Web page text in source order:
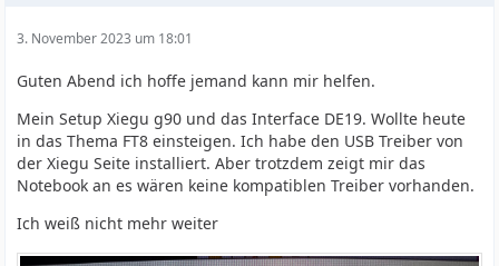
3. November 2023 um 18:01
Guten Abend ich hoffe jemand kann mir helfen.
Mein Setup Xiegu g90 und das Interface DE19. Wollte heute
in das Thema FT8 einsteigen. Ich habe den USB Treiber von
der Xiegu Seite installiert. Aber trotzdem zeigt mir das
Notebook an es wären keine kompatiblen Treiber vorhanden.
Ich weiß nicht mehr weiter